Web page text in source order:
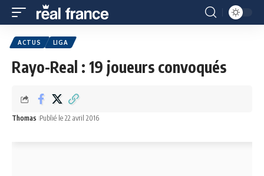
ACTUS LIGA
Rayo-Real : 19 joueurs convoqués
Thomas Publié le 22 avril 2016